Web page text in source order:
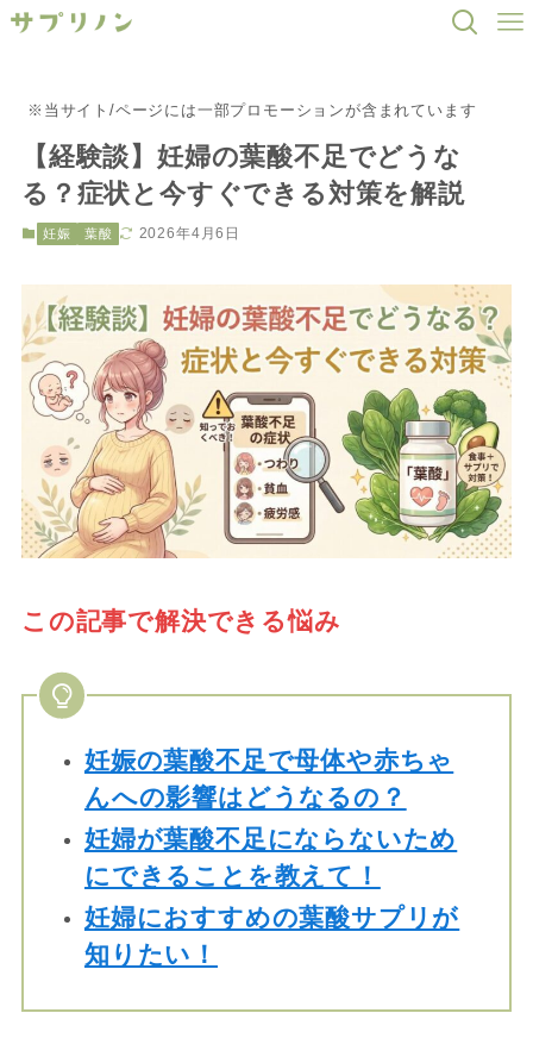
※当サイト/ページには一部プロモーションが含まれています
【経験談】妊婦の葉酸不足でどうな
る？症状と今すぐできる対策を解説
妊娠 葉酸 2026年4月6日
この記事で解決できる悩み
妊娠の葉酸不足で母体や赤ちゃ
んへの影響はどうなるの？
妊婦が葉酸不足にならないため
にできることを教えて！
妊婦におすすめの葉酸サプリが
知りたい！